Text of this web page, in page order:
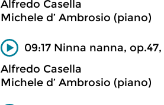
Alfredo Casella
Michele d’ Ambrosio (piano)
09:17 Ninna nanna, op.47,
Alfredo Casella
Michele d’ Ambrosio (piano)